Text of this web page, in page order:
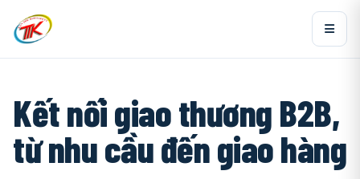
Kết nối giao thương B2B,
từ nhu cầu đến giao hàng